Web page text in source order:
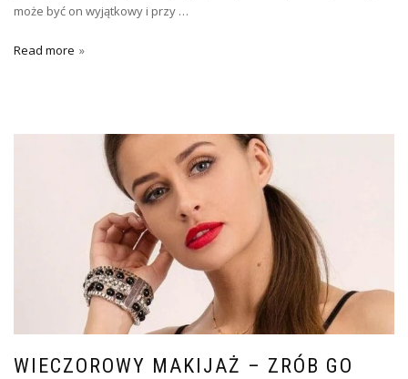
może być on wyjątkowy i przy …
Read more
WIECZOROWY MAKIJAŻ – ZRÓB GO